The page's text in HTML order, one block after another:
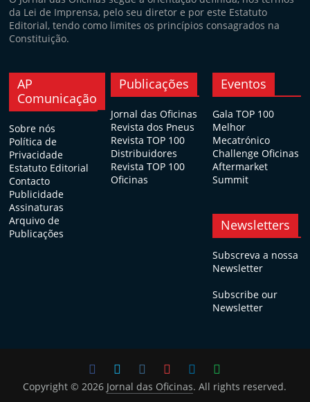
da Lei de Imprensa, pelo seu diretor e por este Estatuto
Editorial, tendo como limites os princípios consagrados na
Constituição.
AP
Comunicação
Sobre nós
Política de
Privacidade
Estatuto Editorial
Contacto
Publicidade
Assinaturas
Arquivo de
Publicações
Publicações
Jornal das Oficinas
Revista dos Pneus
Revista TOP 100
Distribuidores
Revista TOP 100
Oficinas
Eventos
Gala TOP 100
Melhor
Mecatrónico
Challenge Oficinas
Aftermarket
Summit
Newsletters
Subscreva a nossa
Newsletter
Subscribe our
Newsletter
Copyright © 2026 Jornal das Oficinas. All rights reserved.